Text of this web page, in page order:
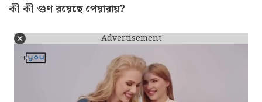
কী কী গুণ রয়েছে পেয়ারায়?
Advertisement